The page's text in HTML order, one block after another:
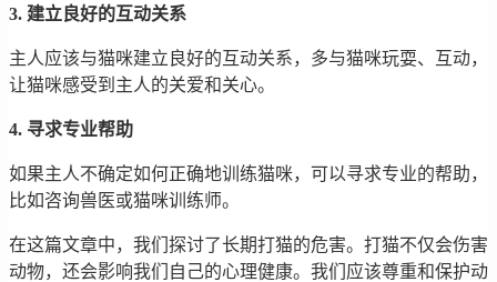
3. 建立良好的互动关系
主人应该与猫咪建立良好的互动关系，多与猫咪玩耍、互动，
让猫咪感受到主人的关爱和关心。
4. 寻求专业帮助
如果主人不确定如何正确地训练猫咪，可以寻求专业的帮助，
比如咨询兽医或猫咪训练师。
在这篇文章中，我们探讨了长期打猫的危害。打猫不仅会伤害
动物，还会影响我们自己的心理健康。我们应该尊重和保护动